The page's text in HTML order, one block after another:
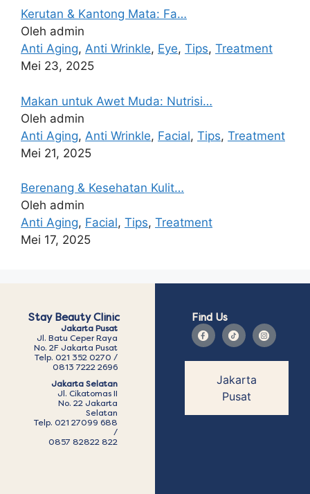
Kerutan & Kantong Mata: Fa…
Oleh admin
Anti Aging, Anti Wrinkle, Eye, Tips, Treatment
Mei 23, 2025
Makan untuk Awet Muda: Nutrisi…
Oleh admin
Anti Aging, Anti Wrinkle, Facial, Tips, Treatment
Mei 21, 2025
Berenang & Kesehatan Kulit…
Oleh admin
Anti Aging, Facial, Tips, Treatment
Mei 17, 2025
Stay Beauty Clinic
Jakarta Pusat
Jl. Batu Ceper Raya
No. 2F Jakarta Pusat
Telp. 021 352 0270 /
0813 7222 2696
Jakarta Selatan
Jl. Cikatomas II
No. 22 Jakarta
Selatan
Telp. 021 27099 688
/
0857 82822 822
Find Us
Jakarta
Pusat